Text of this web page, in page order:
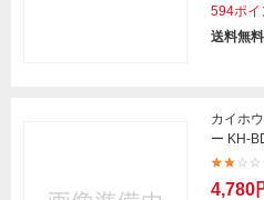
594ポイ
送料無
カイホ
ー KH-
4,780